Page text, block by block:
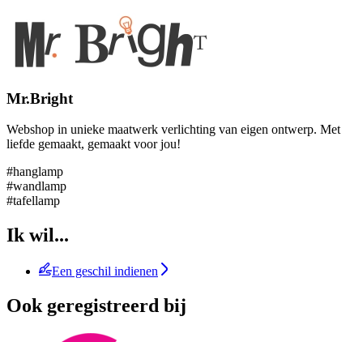
Mr.Bright
Webshop in unieke maatwerk verlichting van eigen ontwerp. Met
liefde gemaakt, gemaakt voor jou!
#hanglamp
#wandlamp
#tafellamp
Ik wil...
Een geschil indienen
Ook geregistreerd bij